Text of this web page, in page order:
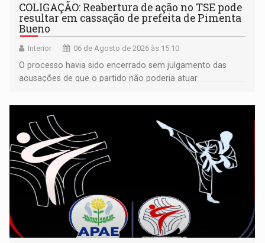
COLIGAÇÃO: Reabertura de ação no TSE pode
resultar em cassação de prefeita de Pimenta
Bueno
Interior 06 de Agosto de 2026 às 15:10
O processo havia sido encerrado sem julgamento das
acusações de que o partido não poderia atuar